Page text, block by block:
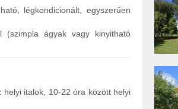
légkondicionált, egyszerűen
(szimpla ágyak vagy kinyitható
italok, 10-22 óra között helyi